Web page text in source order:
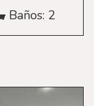
Baños: 2